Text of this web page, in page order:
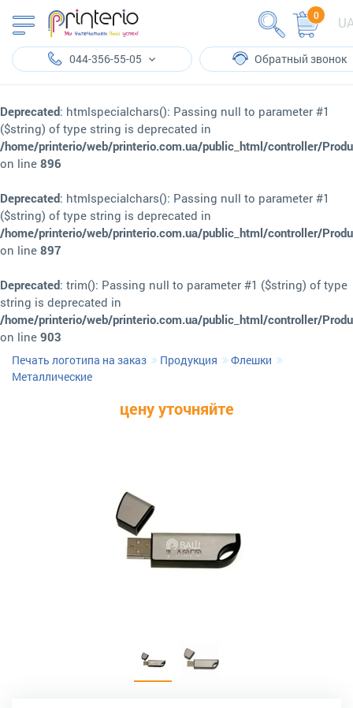
Deprecated: htmlspecialchars(): Passing null to parameter #1
($string) of type string is deprecated in
/home/printerio/web/printerio.com.ua/public_html/controller/
on line 896
Deprecated: htmlspecialchars(): Passing null to parameter #1
($string) of type string is deprecated in
/home/printerio/web/printerio.com.ua/public_html/controller/
on line 897
Deprecated: trim(): Passing null to parameter #1 ($string) of type
string is deprecated in
/home/printerio/web/printerio.com.ua/public_html/controller/
on line 903
0
044-356-55-05 Обратный звонок
Печать логотипа на заказ Продукция
Флешки
Металлические
цену уточняйте